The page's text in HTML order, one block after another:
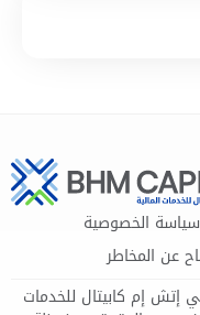
سياسة الخصوصية
عن المخاطر
بي إتش إم كابيتال للخدمات